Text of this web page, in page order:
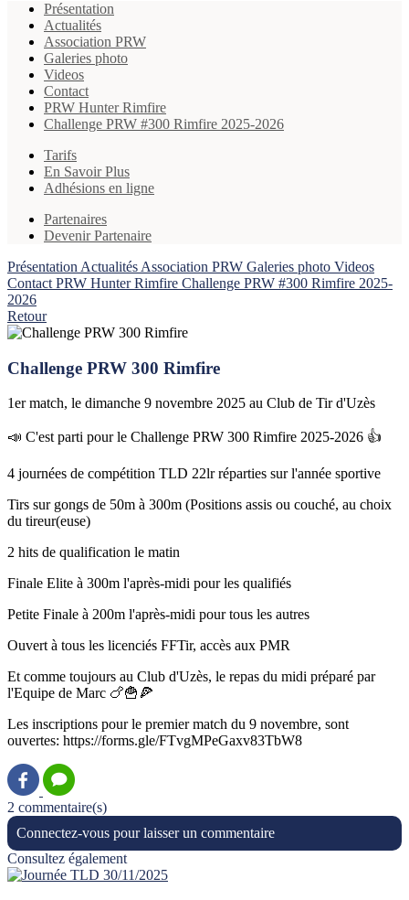
Présentation
Actualités
Association PRW
Galeries photo
Videos
Contact
PRW Hunter Rimfire
Challenge PRW #300 Rimfire 2025-2026
Tarifs
En Savoir Plus
Adhésions en ligne
Partenaires
Devenir Partenaire
Présentation Actualités Association PRW Galeries photo Videos
Contact PRW Hunter Rimfire Challenge PRW #300 Rimfire 2025-
2026
Retour
Challenge PRW 300 Rimfire
1er match, le dimanche 9 novembre 2025 au Club de Tir d'Uzès
📣 C'est parti pour le Challenge PRW 300 Rimfire 2025-2026 👍
4 journées de compétition TLD 22lr réparties sur l'année sportive
Tirs sur gongs de 50m à 300m (Positions assis ou couché, au choix
du tireur(euse)
2 hits de qualification le matin
Finale Elite à 300m l'après-midi pour les qualifiés
Petite Finale à 200m l'après-midi pour tous les autres
Ouvert à tous les licenciés FFTir, accès aux PMR
Et comme toujours au Club d'Uzès, le repas du midi préparé par
l'Equipe de Marc 🍗🍟🍕
Les inscriptions pour le premier match du 9 novembre, sont
ouvertes: https://forms.gle/FTvgMPeGaxv83TbW8
2 commentaire(s)
Connectez-vous pour laisser un commentaire
Consultez également